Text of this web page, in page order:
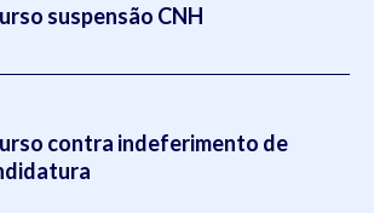
suspensão CNH
contra indeferimento de